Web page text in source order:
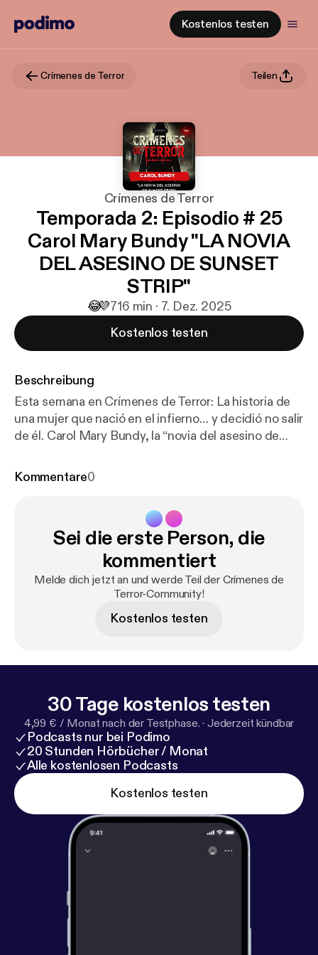
Kostenlos testen
Crímenes de Terror Teilen
Crímenes de Terror
Temporada 2: Episodio # 25
Carol Mary Bundy "LA NOVIA
DEL ASESINO DE SUNSET
STRIP"
😂💜716 min · 7. Dez. 2025
Kostenlos testen
Beschreibung
Esta semana en Crímenes de Terror: La historia de
una mujer que nació en el infierno… y decidió no salir
de él. Carol Mary Bundy, la “novia del asesino de
Manipulada, obsesionada y atrapada en una relación
monstruo se vuelven indistinguibles. Hosted by
Simplecast, an AdsWizz company. See
adswizz.com for information about our collection
and use of personal data for advertising.
Kommentare0
Sei die erste Person, die
kommentiert
Melde dich jetzt an und werde Teil der Crímenes de
Terror-Community!
Kostenlos testen
30 Tage kostenlos testen
4,99 € / Monat nach der Testphase. · Jederzeit kündbar
Podcasts nur bei Podimo
20 Stunden Hörbücher / Monat
Alle kostenlosen Podcasts
Kostenlos testen